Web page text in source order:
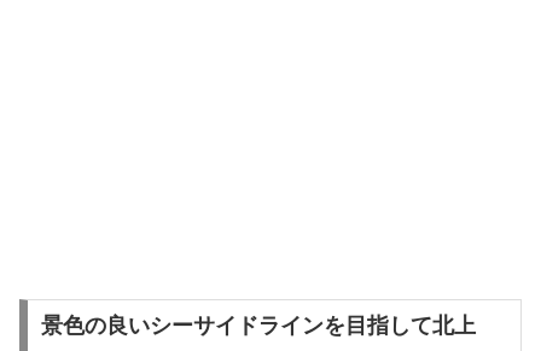
景色の良いシーサイドラインを目指して北上